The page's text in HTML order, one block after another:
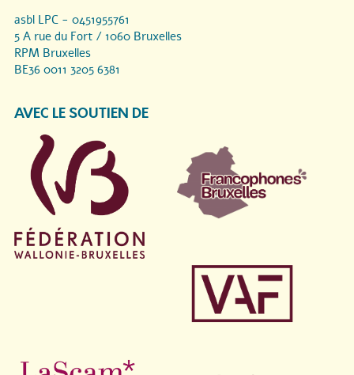
asbl LPC - 0451955761
5 A rue du Fort / 1060 Bruxelles
RPM Bruxelles
BE36 0011 3205 6381
AVEC LE SOUTIEN DE